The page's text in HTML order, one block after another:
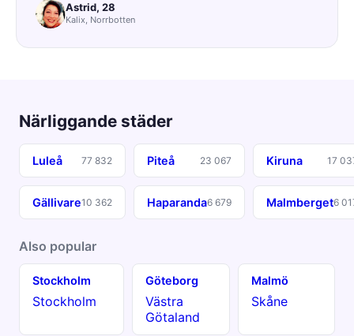
Astrid, 28
Kalix, Norrbotten
Närliggande städer
Luleå 77 832 Piteå 23 067 Kiruna 17
Gällivare10 362 Haparanda6 679 Malmberget6
Also popular
Stockholm
Stockholm
Göteborg
Västra
Götaland
Malmö
Skåne